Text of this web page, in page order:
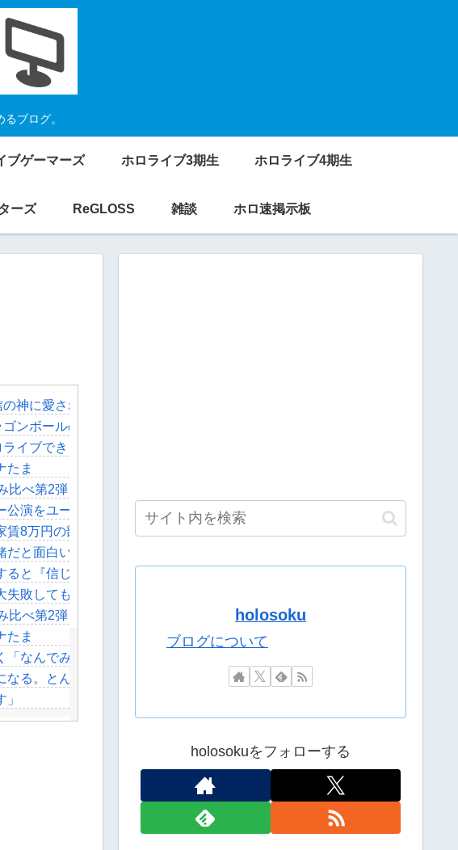
ブログ。
ブゲーマーズ ホロライブ3期生 ホロライブ4期生
ーズ ReGLOSS 雑談 ホロ速掲示板
ソフトの便利さを知っていただく
表
てくれ
なくても売上金額分の納税義務あり
ｗｗｗｗｗ
。 十河ののは、夜牛詩乃、蝸堂みかる、猫屋敷美紅がカバーアートに登場
イズや』
神に愛されてるとしか思えない確率の偏りｗ
ンボールの原作読んでるのに解像度が高くない？
イブできる実力は既にあるの？
たま
比べ第2弾！「最近は焼肉屋で最初にビールを頼むくらい好き」
公演をユーチューブで全編公開 9月の2回目の公演も発表
賃8万円の部屋で深夜配信→管理会社から厳重注意されてお気持ち表明
だと面白いんだよな
ると『信じられない問い合わせがあった』と書店員が明らかにして……
敗しても謝ったら許してくれそうなのって徳川家康だよな
比べ第2弾！「最近は焼肉屋で最初にビールを頼むくらい好き」
たま
「なんでみんなチンギス・ハンを悪者みたいに扱うの？」
なる。とんでもない人物との打ち合わせを自白していた
holosoku
ブログについて
holosokuをフォローする